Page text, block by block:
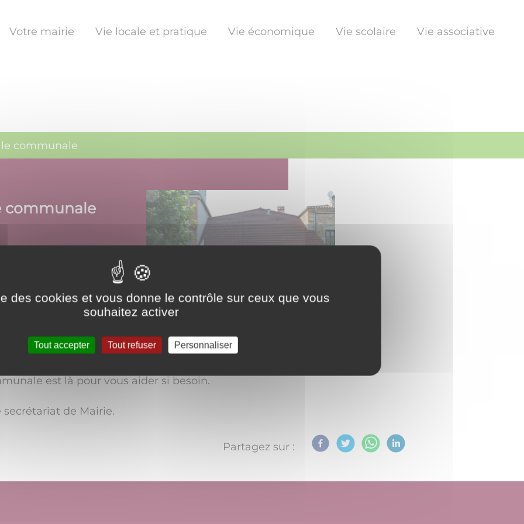
Votre mairie Vie locale et pratique Vie économique Vie scolaire Vie associative
communale
communale
est là pour vous aider si besoin.
de Mairie.
Partagez sur :
des cookies et vous donne le contrôle sur ceux que vous
souhaitez activer
Tout accepter Tout refuser Personnaliser